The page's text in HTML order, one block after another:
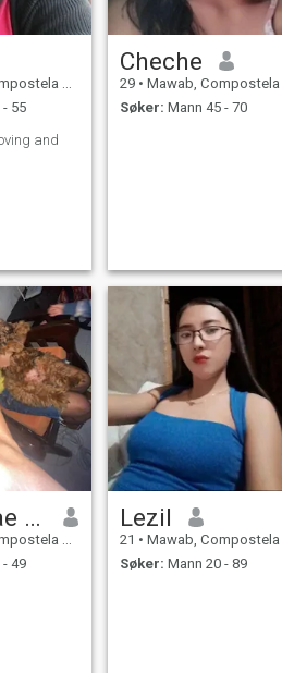
Filippinene
55
and
Cheche
29 • Mawab, Compostela Valley, Filippinene
Søker: Mann 45 - 70
Alona Mae Tibay
Filippinene
49
Lezil
21 • Mawab, Compostela Valley, Filippinene
Søker: Mann 20 - 89